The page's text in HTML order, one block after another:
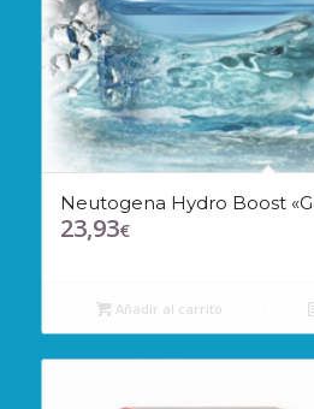
Neutogena Hydro Boost
23,93€
Añadir al carrito